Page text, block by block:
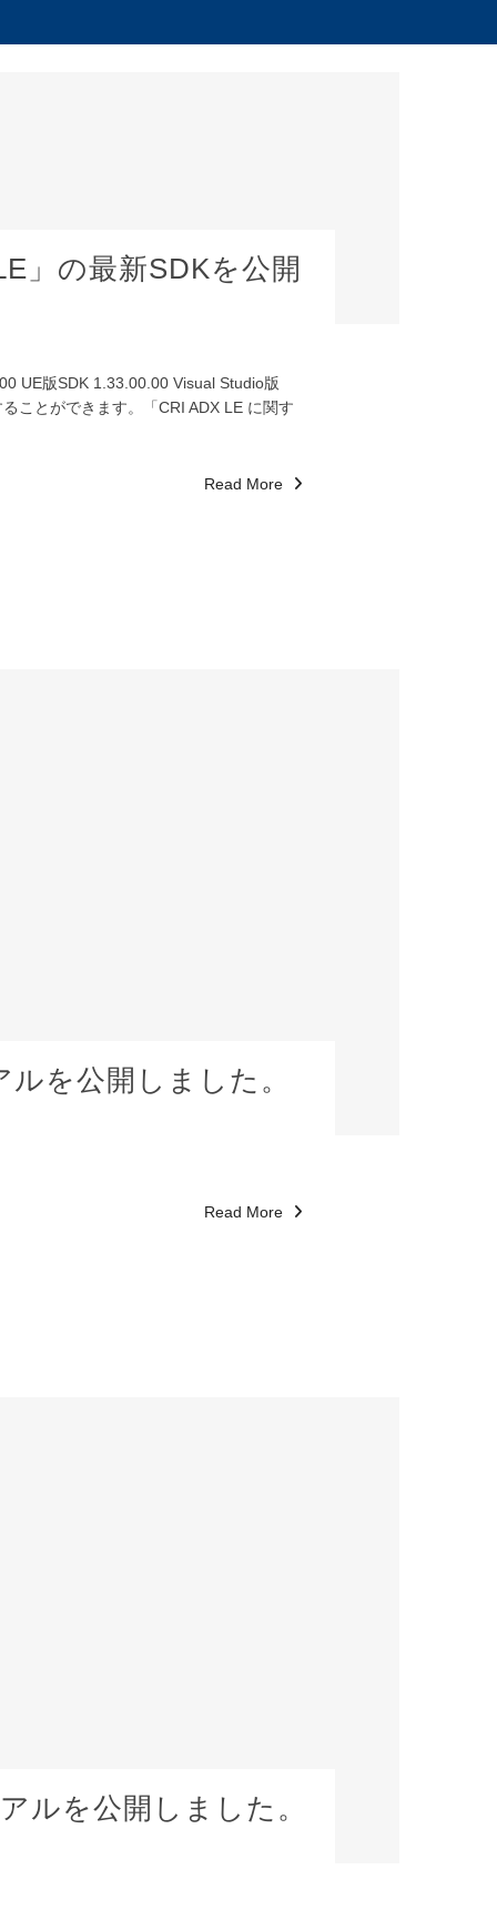
」の最新SDKを公開
UE版SDK 1.33.00.00 Visual Studio版
ことができます。「CRI ADX LE に関す
Read More
を公開しました。
Read More
ルを公開しました。